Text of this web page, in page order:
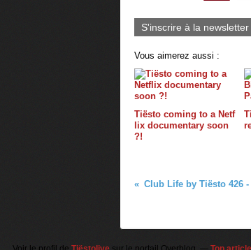
S'inscrire à la newsletter
Vous aimerez aussi :
Tiësto coming to a Netf
lix documentary soon
?!